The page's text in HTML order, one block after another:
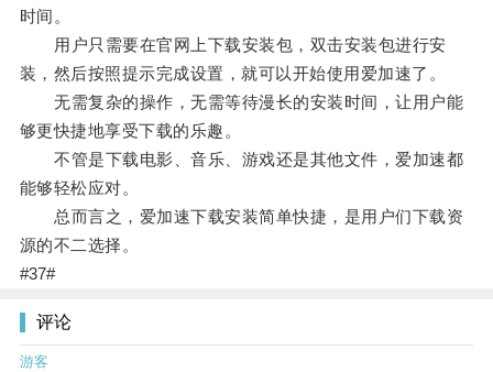
时间。
用户只需要在官网上下载安装包，双击安装包进行安
装，然后按照提示完成设置，就可以开始使用爱加速了。
无需复杂的操作，无需等待漫长的安装时间，让用户能
够更快捷地享受下载的乐趣。
不管是下载电影、音乐、游戏还是其他文件，爱加速都
能够轻松应对。
总而言之，爱加速下载安装简单快捷，是用户们下载资
源的不二选择。
#37#
评论
游客